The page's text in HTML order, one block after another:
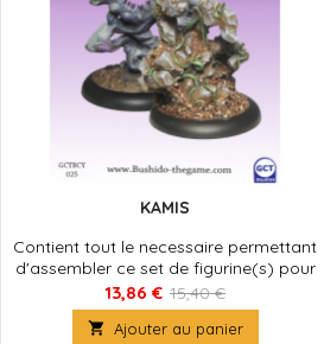
KAMIS
Contient tout le necessaire permettant
d'assembler ce set de figurine(s) pour
le jeu Bushido, produit fournies avec
leurs socles en plastique. Figurine(s) à
peindre et à assembler
13,86 € 15,40 €
 Ajouter au panier